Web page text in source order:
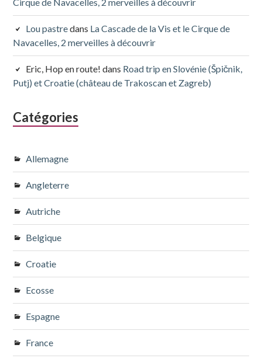
Lou pastredans La Cascade de la Vis et le Cirque de
Navacelles, 2 merveilles à découvrir
Eric, Hop en route! dans Road trip en Slovénie (Špičnik,
Putj) et Croatie (château de Trakoscan et Zagreb)
Catégories
Allemagne
Angleterre
Autriche
Belgique
Croatie
Ecosse
Espagne
France